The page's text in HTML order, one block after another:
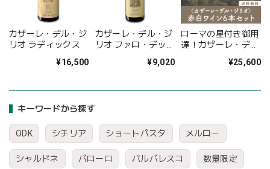
キーワードから探す
ODK シチリア ショートパスタ メルロー
シャルドネ バローロ バルバレスコ 数量限定
カザーレ・デル・ジ
リオ ラディックス
¥16,500
カザーレ・デル・ジ
リオ ファロ・デッ
¥9,020
ローマの星付き御用
達！カザーレ・デ
クスワイン6本セッ
無料〉(B706076)
¥25,600